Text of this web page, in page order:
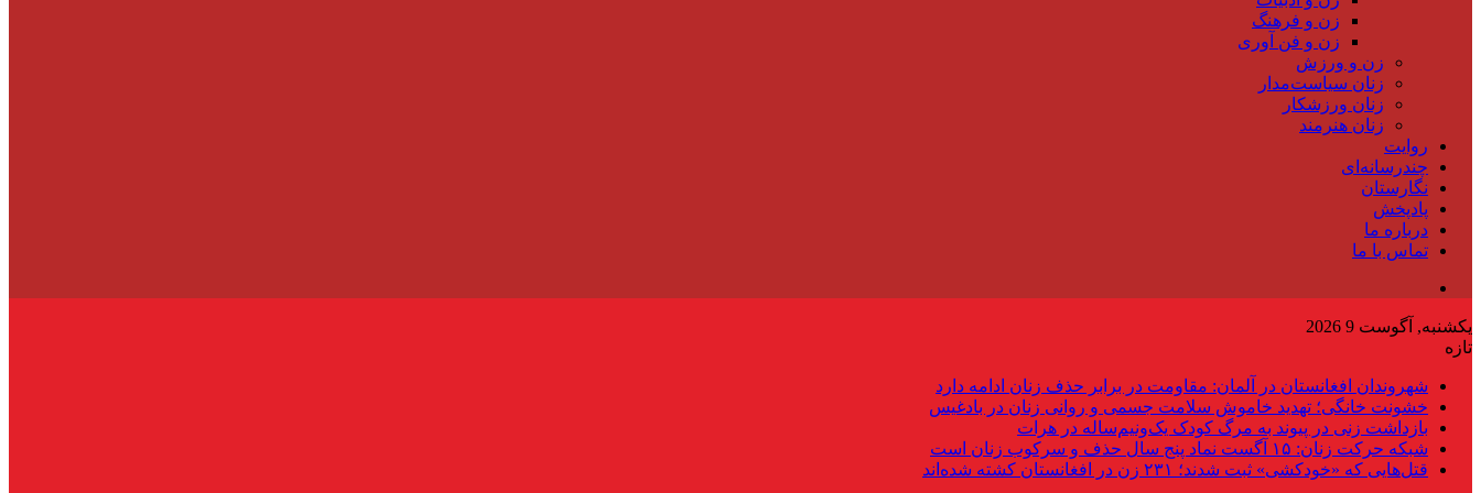
زن و فرهنگ
زن و فن آوری
زن و ورزش
زنان سیاست‌مدار
زنان ورزشکار
زنان هنرمند
روایت
چندرسانه‌ای
نگارستان
پادپخش
درباره ما
تماس با ما
یکشنبه, آگوست 9 2026
تازه
شهروندان افغانستان در آلمان: مقاومت در برابر حذف زنان ادامه دارد
خشونت خانگی؛ تهدید خاموش سلامت جسمی و روانی زنان در بادغیس
بازداشت زنی در پیوند به مرگ کودک یک‌ونیم‌ساله در هرات
شبکه حرکت زنان: ۱۵ آگست نماد پنج سال حذف و سرکوب زنان است
قتل‌هایی که «خودکشی» ثبت شدند؛ ۲۳۱ زن در افغانستان کشته شده‌اند